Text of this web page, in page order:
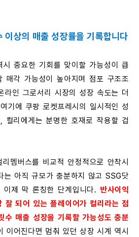
상의 매출 성장률을 기록합니다
중요한 기회를 맞이할 가능성이 큽
매각 가능성이 높아지며 점포 구조조
라인 그로서리 시장의 성장 속도는 더
기에 쿠팡 로켓프레시의 일시적인 성
컬리에게는 분명한 호재로 작용할 겁
멤버스를 비교적 안정적으로 안착시
는 아직 규모가 충분하지 않고 SSG닷
이제 막 론칭한 단계입니다. 반사이익
잘 되어 있는 플레이어가 컬리라는 점
수 매출 성장을 기록할 가능성도 충분
이어진다면 멈춰 있던 상장 시계 역시